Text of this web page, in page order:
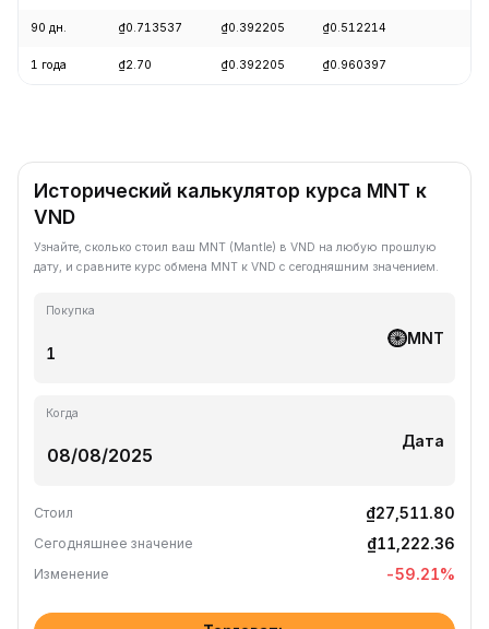
90 дн. ₫0.713537 ₫0.392205 ₫0.512214
1 года ₫2.70 ₫0.392205 ₫0.960397
Исторический калькулятор курса MNT к
VND
Узнайте, сколько стоил ваш MNT (Mantle) в VND на любую прошлую
дату, и сравните курс обмена MNT к VND с сегодняшним значением.
Покупка
MNT
Когда
Дата
Стоил ₫27,511.80
Сегодняшнее значение ₫11,222.36
Изменение -59.21%